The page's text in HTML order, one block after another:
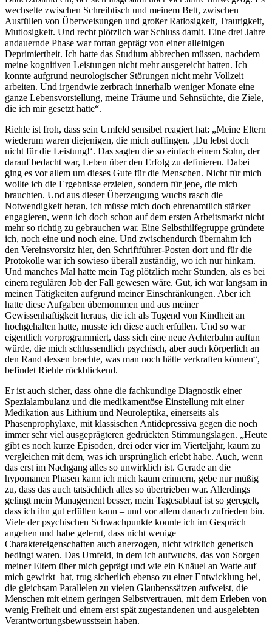
wechselte zwischen Schreibtisch und meinem Bett, zwischen
Ausfüllen von Überweisungen und großer Ratlosigkeit, Traurigkeit,
Mutlosigkeit. Und recht plötzlich war Schluss damit. Eine drei Jahre
andauernde Phase war fortan geprägt von einer alleinigen
Deprimiertheit. Ich hatte das Studium abbrechen müssen, nachdem
meine kognitiven Leistungen nicht mehr ausgereicht hatten. Ich
konnte aufgrund neurologischer Störungen nicht mehr Vollzeit
arbeiten. Und irgendwie zerbrach innerhalb weniger Monate eine
ganze Lebensvorstellung, meine Träume und Sehnsüchte, die Ziele,
die ich mir gesetzt hatte“.
Riehle ist froh, dass sein Umfeld sensibel reagiert hat: „Meine Eltern
wiederum waren diejenigen, die mich auffingen. ‚Du lebst doch
nicht für die Leistung!‘. Das sagten die so einfach einem Sohn, der
darauf bedacht war, Leben über den Erfolg zu definieren. Dabei
ging es vor allem um dieses Gute für die Menschen. Nicht für mich
wollte ich die Ergebnisse erzielen, sondern für jene, die mich
brauchten. Und aus dieser Überzeugung wuchs rasch die
Notwendigkeit heran, ich müsse mich doch ehrenamtlich stärker
engagieren, wenn ich doch schon auf dem ersten Arbeitsmarkt nicht
mehr so richtig zu gebrauchen war. Eine Selbsthilfegruppe gründete
ich, noch eine und noch eine. Und zwischendurch übernahm ich
den Vereinsvorsitz hier, den Schriftführer-Posten dort und für die
Protokolle war ich sowieso überall zuständig, wo ich nur hinkam.
Und manches Mal hatte mein Tag plötzlich mehr Stunden, als es bei
einem regulären Job der Fall gewesen wäre. Gut, ich war langsam in
meinen Tätigkeiten aufgrund meiner Einschränkungen. Aber ich
hatte diese Aufgaben übernommen und aus meiner
Gewissenhaftigkeit heraus, die ich als Tugend von Kindheit an
hochgehalten hatte, musste ich diese auch erfüllen. Und so war
eigentlich vorprogrammiert, dass sich eine neue Achterbahn auftun
würde, die mich schlussendlich psychisch, aber auch körperlich an
den Rand dessen brachte, was man noch hätte verkraften können“,
befindet Riehle rückblickend.
Er ist auch sicher, dass ohne die fachkundige Diagnostik einer
Spezialambulanz und die medikamentöse Einstellung mit einer
Medikation aus Lithium und Neuroleptika, einerseits als
Phasenprophylaxe, mit klassischen Antidepressiva gegen die noch
immer sehr viel ausgeprägteren gedrückten Stimmungslagen. „Heute
gibt es noch kurze Episoden, drei oder vier im Vierteljahr, kaum zu
vergleichen mit dem, was ich ursprünglich erlebt habe. Auch, wenn
das erst im Nachgang alles so unwirklich ist. Gerade an die
hypomanen Phasen kann ich mich kaum erinnern, gebe nur müßig
zu, dass das auch tatsächlich alles so übertrieben war. Allerdings
gelingt mein Management besser, mein Tagesablauf ist so geregelt,
dass ich ihn gut erfüllen kann – und vor allem danach zufrieden bin.
Viele der psychischen Schwachpunkte konnte ich im Gespräch
angehen und habe gelernt, dass nicht wenige
Charaktereigenschaften auch anerzogen, nicht wirklich genetisch
bedingt waren. Das Umfeld, in dem ich aufwuchs, das von Sorgen
meiner Eltern über mich geprägt und wie ein Knäuel an Watte auf
mich gewirkt hat, trug sicherlich ebenso zu einer Entwicklung bei,
die gleichsam Parallelen zu vielen Glaubenssätzen aufweist, die
Menschen mit einem geringen Selbstvertrauen, mit dem Erleben von
wenig Freiheit und einem erst spät zugestandenen und ausgelebten
Verantwortungsbewusstsein haben.